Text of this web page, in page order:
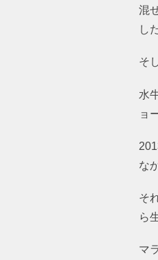
混
し
そ
水
ョ
な
そ
ら
マ